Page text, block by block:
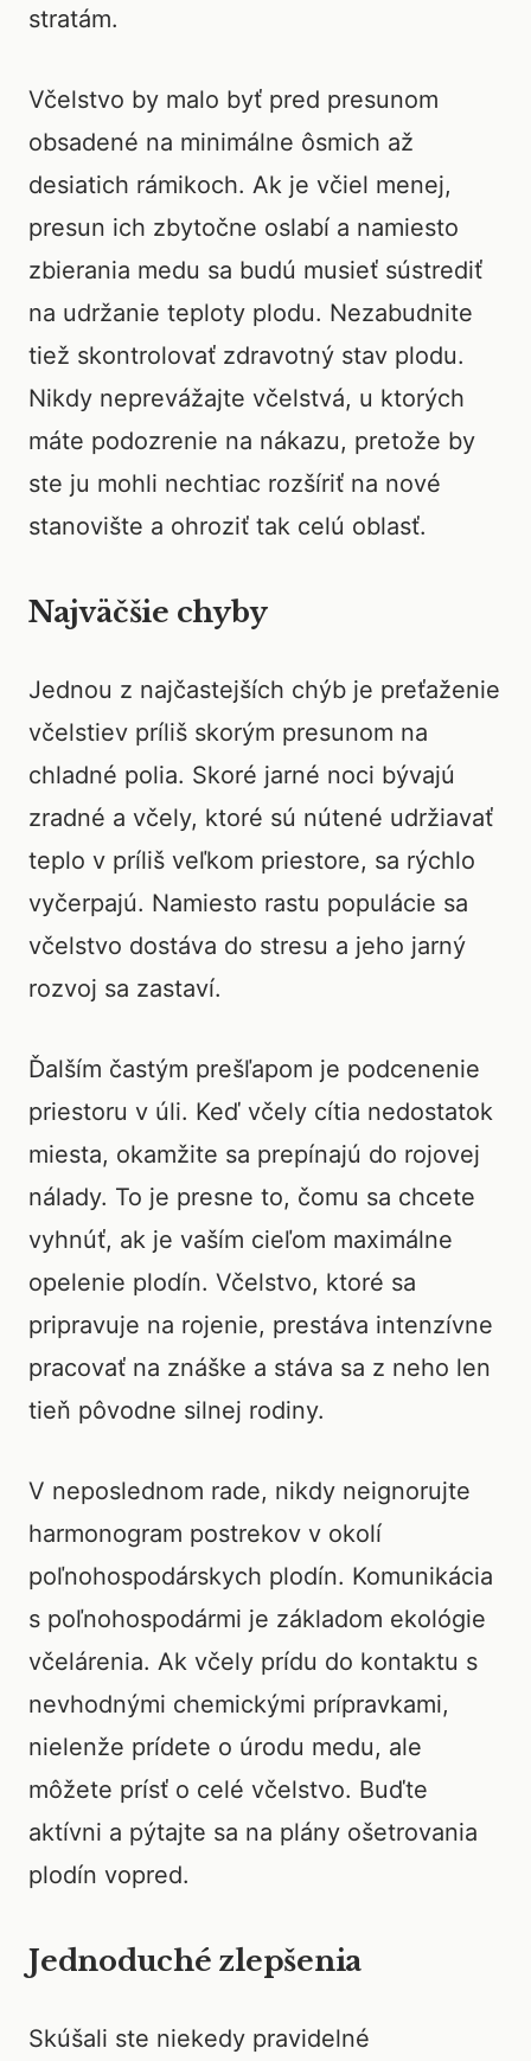
stratám.
Včelstvo by malo byť pred presunom
obsadené na minimálne ôsmich až
desiatich rámikoch. Ak je včiel menej,
presun ich zbytočne oslabí a namiesto
zbierania medu sa budú musieť sústrediť
na udržanie teploty plodu. Nezabudnite
tiež skontrolovať zdravotný stav plodu.
Nikdy neprevážajte včelstvá, u ktorých
máte podozrenie na nákazu, pretože by
ste ju mohli nechtiac rozšíriť na nové
stanovište a ohroziť tak celú oblasť.
Najväčšie chyby
Jednou z najčastejších chýb je preťaženie
včelstiev príliš skorým presunom na
chladné polia. Skoré jarné noci bývajú
zradné a včely, ktoré sú nútené udržiavať
teplo v príliš veľkom priestore, sa rýchlo
vyčerpajú. Namiesto rastu populácie sa
včelstvo dostáva do stresu a jeho jarný
rozvoj sa zastaví.
Ďalším častým prešľapom je podcenenie
priestoru v úli. Keď včely cítia nedostatok
miesta, okamžite sa prepínajú do rojovej
nálady. To je presne to, čomu sa chcete
vyhnúť, ak je vaším cieľom maximálne
opelenie plodín. Včelstvo, ktoré sa
pripravuje na rojenie, prestáva intenzívne
pracovať na znáške a stáva sa z neho len
tieň pôvodne silnej rodiny.
V neposlednom rade, nikdy neignorujte
harmonogram postrekov v okolí
poľnohospodárskych plodín. Komunikácia
s poľnohospodármi je základom ekológie
včelárenia. Ak včely prídu do kontaktu s
nevhodnými chemickými prípravkami,
nielenže prídete o úrodu medu, ale
môžete prísť o celé včelstvo. Buďte
aktívni a pýtajte sa na plány ošetrovania
plodín vopred.
Jednoduché zlepšenia
Skúšali ste niekedy pravidelné